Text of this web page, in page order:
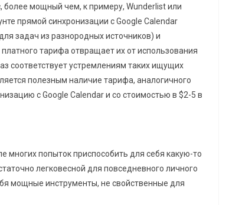
более мощный чем, к примеру, Wunderlist или
прямой синхронизации с Google Calendar
задач из разнородных источников) и
тарифа отвращает их от использования
соответствует устремлениям таких ищущих
полезным наличие тарифа, аналогичного
с Google Calendar и со стоимостью в $2-5 в
многих попыток приспособить для себя какую-то
легковесной для повседневного личного
мощные инструменты, не свойственные для